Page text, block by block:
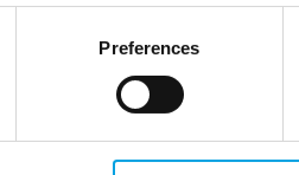
Preferences